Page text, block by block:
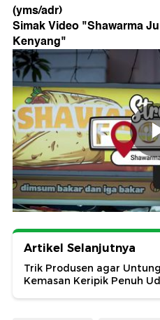
(yms/adr)
Simak Video "Shawarma
Kenyang"
Artikel Selanjutnya
Trik Produsen agar
Kemasan Keripik Penuh